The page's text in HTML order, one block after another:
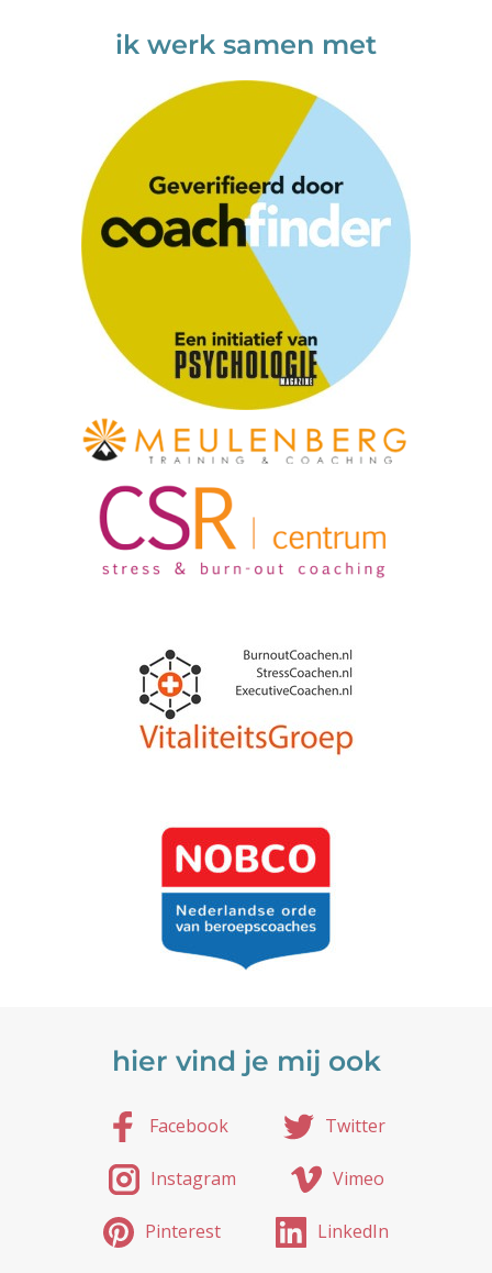
ik werk samen met
hier vind je mij ook
Facebook Twitter
Instagram Vimeo
Pinterest LinkedIn